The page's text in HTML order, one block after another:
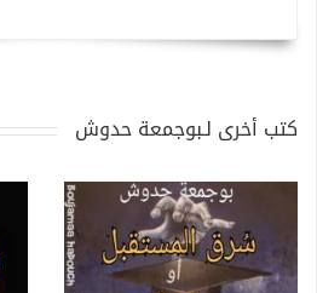
كتب أخرى لـبوجمعة حدوش